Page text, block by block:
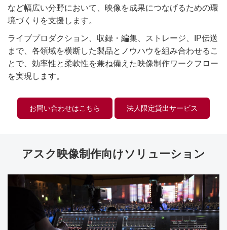
など幅広い分野において、映像を成果につなげるための環
境づくりを支援します。
ライブプロダクション、収録・編集、ストレージ、IP伝送
まで、各領域を横断した製品とノウハウを組み合わせるこ
とで、効率性と柔軟性を兼ね備えた映像制作ワークフロー
を実現します。
お問い合わせはこちら 法人限定貸出サービス
アスク映像制作向けソリューション